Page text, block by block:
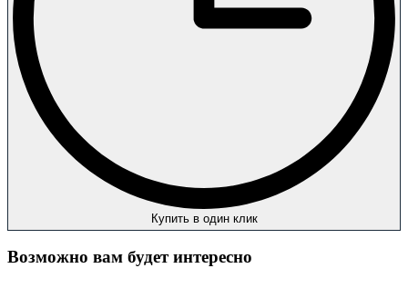
Купить в один клик
Возможно вам будет интересно